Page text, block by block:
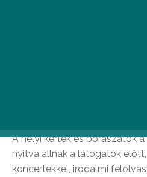
A helyi kertek és borászatok
nyitva állnak a látogatók
koncertekkel, irodalmi